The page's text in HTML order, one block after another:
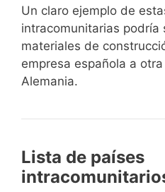
Un claro ejemplo de
intracomunitarias podría
materiales de
empresa española a
Alemania.
Lista de países